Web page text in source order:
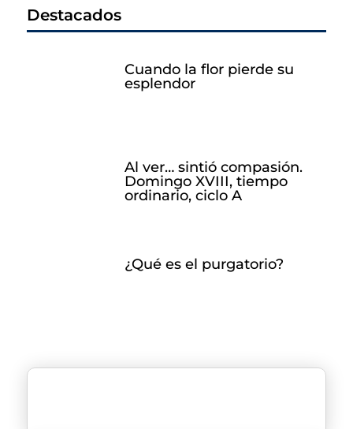
Destacados
Cuando la flor pierde su
esplendor
Al ver… sintió compasión.
Domingo XVIII, tiempo
ordinario, ciclo A
¿Qué es el purgatorio?